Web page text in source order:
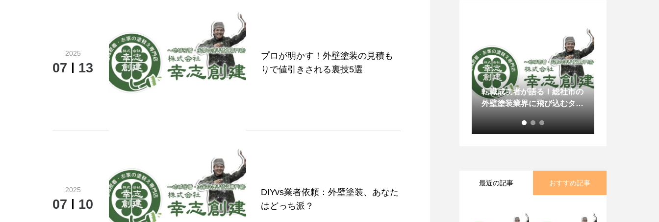
2025
07 13
プロが明かす！外壁塗装の見積も
りで値引きされる裏技5選
2025
07 10
DIYvs業者依頼：外壁塗装、あなた
はどっち派？
転職成功者が語る！総社市の
外壁塗装業界に飛び込むタイ
最近の記事 おすすめ記事